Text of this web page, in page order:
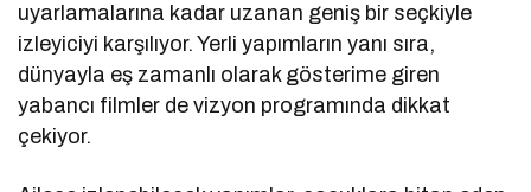
uyarlamalarına kadar uzanan geniş bir seçkiyle
izleyiciyi karşılıyor. Yerli yapımların yanı sıra,
dünyayla eş zamanlı olarak gösterime giren
yabancı filmler de vizyon programında dikkat
çekiyor.